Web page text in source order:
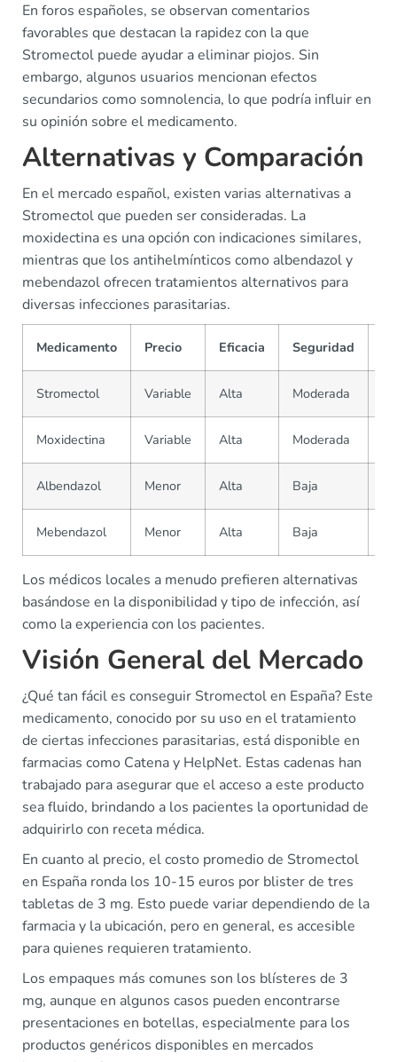
En foros españoles, se observan comentarios
favorables que destacan la rapidez con la que
Stromectol puede ayudar a eliminar piojos. Sin
embargo, algunos usuarios mencionan efectos
secundarios como somnolencia, lo que podría influir en
su opinión sobre el medicamento.
Alternativas y Comparación
En el mercado español, existen varias alternativas a
Stromectol que pueden ser consideradas. La
moxidectina es una opción con indicaciones similares,
mientras que los antihelmínticos como albendazol y
mebendazol ofrecen tratamientos alternativos para
diversas infecciones parasitarias.
Medicamento Precio Eficacia Seguridad
Stromectol Variable Alta Moderada
Moxidectina Variable Alta Moderada
Albendazol Menor Alta Baja
Mebendazol Menor Alta Baja
Los médicos locales a menudo prefieren alternativas
basándose en la disponibilidad y tipo de infección, así
como la experiencia con los pacientes.
Visión General del Mercado
¿Qué tan fácil es conseguir Stromectol en España? Este
medicamento, conocido por su uso en el tratamiento
de ciertas infecciones parasitarias, está disponible en
farmacias como Catena y HelpNet. Estas cadenas han
trabajado para asegurar que el acceso a este producto
sea fluido, brindando a los pacientes la oportunidad de
adquirirlo con receta médica.
En cuanto al precio, el costo promedio de Stromectol
en España ronda los 10-15 euros por blister de tres
tabletas de 3 mg. Esto puede variar dependiendo de la
farmacia y la ubicación, pero en general, es accesible
para quienes requieren tratamiento.
Los empaques más comunes son los blísteres de 3
mg, aunque en algunos casos pueden encontrarse
presentaciones en botellas, especialmente para los
productos genéricos disponibles en mercados